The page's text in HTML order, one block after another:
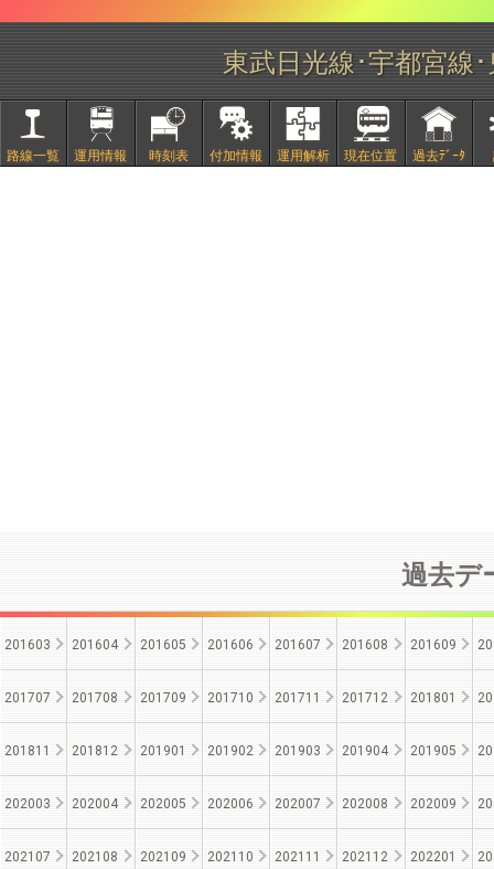
東武日光線･宇都宮線
路線一覧 運用情報 時刻表 付加情報 運用解析 現在位置 過去ﾃﾞｰﾀ
過去デ
201603 201604 201605 201606 201607 201608 201609
201707 201708 201709 201710 201711 201712 201801
201811 201812 201901 201902 201903 201904 201905
202003 202004 202005 202006 202007 202008 202009
202107 202108 202109 202110 202111 202112 202201